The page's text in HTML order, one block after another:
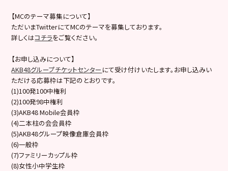
【MCのテーマ募集について】
ただいまTwitterにてMCのテーマを募集しております。
詳しくはコチラをご覧ください。
【お申し込みについて】
AKB48グループチケットセンター にて受け付けいたします。お申し込みい
ただける応募枠は下記のとおりです。
(1)100発100中権利
(2)100発98中権利
(3)AKB48 Mobile会員枠
(4)二本柱の会会員枠
(5)AKB48グループ映像倉庫会員枠
(6)一般枠
(7)ファミリーカップル枠
(8)女性小中学生枠